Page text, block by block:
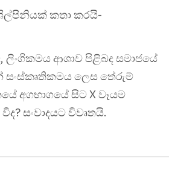
කතා කරයි-
ලිංගිකමය ආශාව පිළිබද සමාජයේ
සංස්කෘතිකමය ලෙස තේරුම්
අගභාගයේ සිට X වෑයම
සංවාදයට විවෘතයි.